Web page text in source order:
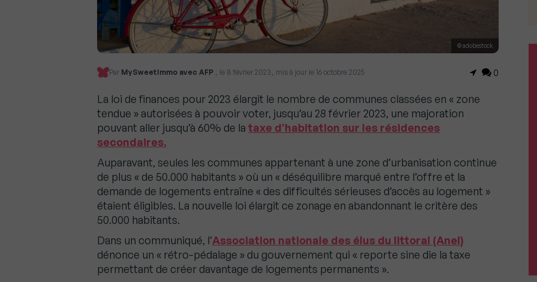
© adobestock
Par MySweetImmo avec AFP , le 8 février 2023, mis à jour le 16 octobre 2025 0
La loi de finances pour 2023 élargit le nombre de communes classées en « zone
tendue » autorisées à pouvoir voter, jusqu’au 28 février 2023, une majoration
pouvant aller jusqu’à 60% de la taxe d’habitation sur les résidences
secondaires.
Auparavant, seules les communes appartenant à une zone d’urbanisation continue
de plus « de 50.000 habitants » où un « déséquilibre marqué entre l’offre et la
demande de logements entraîne « des difficultés sérieuses d’accès au logement »
étaient éligibles. La nouvelle loi élargit ce zonage en abandonnant le critère des
50.000 habitants.
Dans un communiqué, l’Association nationale des élus du littoral (Anel)
dénonce un « rétro-pédalage » du gouvernement qui « reporte sine die la taxe
permettant de créer davantage de logements permanents ».